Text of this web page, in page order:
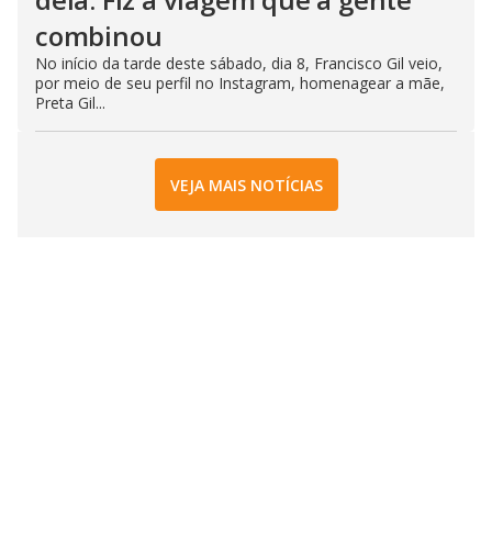
combinou
No início da tarde deste sábado, dia 8, Francisco Gil veio,
por meio de seu perfil no Instagram, homenagear a mãe,
Preta Gil...
VEJA MAIS NOTÍCIAS